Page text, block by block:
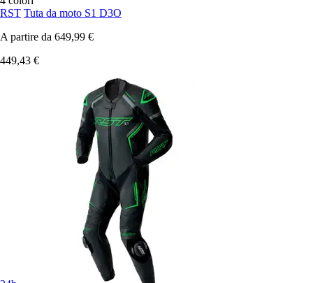
RST Tuta da moto S1 D3O
A partire da 649,99 €
449,43 €